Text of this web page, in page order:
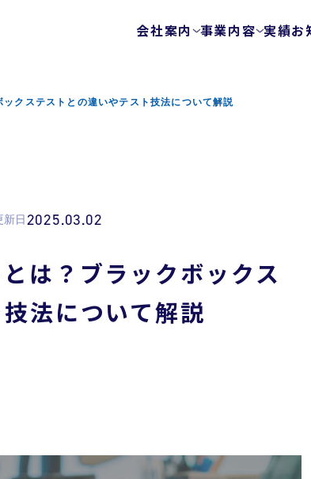
会社案内
代表メッセージ
事業内容
ゲームテスト
セキュリティサー
ウェブ脆弱性
モバイルア
不正ゲームプ
負荷テストサ
実績お
クステストとの違いやテスト技法について解説
日2025.03.02
は？ブラックボックス
法について解説